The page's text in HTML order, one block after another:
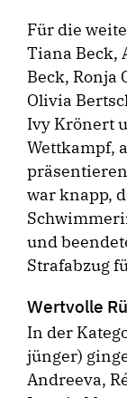
Für die
Tiana Beck,
Beck, Ronja
Olivia
Ivy Krönert
Wettkampf,
war knapp,
und
Strafabzug
Wertvolle
In der
jünger)
Andreeva,